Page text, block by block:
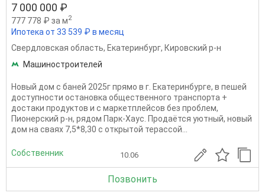
7 000 000 ₽
777 778 ₽ за м2
Ипотека от 33 539 ₽ в месяц
Свердловская область, Екатеринбург, Кировский р-н
Машиностроителей
Новый дом с баней 2025г прямо в г. Екатеринбурге, в пешей
доступности остановка общественного транспорта +
достаки продуктов и с маркетплейсов без проблем,
Пионерский р-н, рядом Парк-Хаус. Продаётся уютный, новый
дом на сваях 7,5*8,30 с открытой терассой...
Собственник 10.06
Позвонить